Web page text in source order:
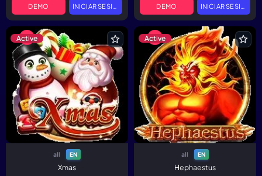
DEMO INICIAR SESIÓN DEMO INICIAR SESIÓN
Active
all EN
Xmas
Active
all EN
Hephaestus